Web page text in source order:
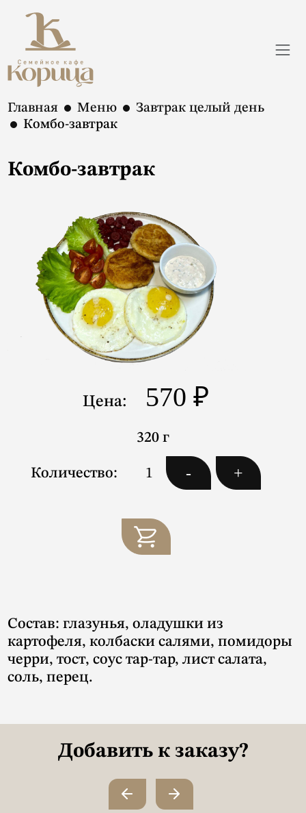
Главная Меню
Завтрак целый день
Комбо-завтрак
Комбо-завтрак
Цена: 570 ₽
320 г
Количество: - +
Состав: глазунья, оладушки из
картофеля, колбаски салями, помидоры
черри, тост, соус тар-тар, лист салата,
соль, перец.
Добавить к заказу?